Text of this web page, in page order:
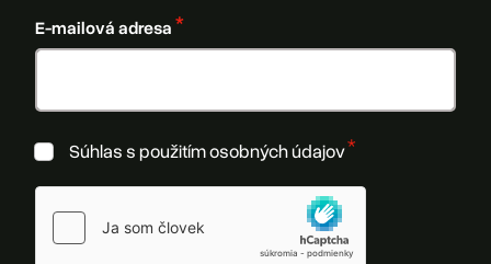
E-mailová adresa
Súhlas s použitím osobných údajov